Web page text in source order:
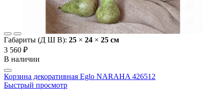
Габариты (Д Ш В): 25 × 24 × 25 cм
3 560 ₽
В наличии
Корзина декоративная Eglo NARAHA 426512
Быстрый просмотр